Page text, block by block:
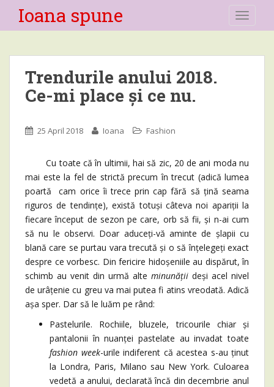
Ioana spune
Trendurile anului 2018.
Ce-mi place și ce nu.
25 April 2018 Ioana Fashion
Cu toate că în ultimii, hai să zic, 20 de ani moda nu
mai este la fel de strictă precum în trecut (adică lumea
poartă cam orice îi trece prin cap fără să țină seama
riguros de tendințe), există totuși câteva noi apariții la
fiecare început de sezon pe care, orb să fii, și n-ai cum
să nu le observi. Doar aduceți-vă aminte de șlapii cu
blană care se purtau vara trecută și o să înțelegeți exact
despre ce vorbesc. Din fericire hidoșeniile au dispărut, în
schimb au venit din urmă alte minunății deși acel nivel
de urâțenie cu greu va mai putea fi atins vreodată. Adică
așa sper. Dar să le luăm pe rând:
Pastelurile. Rochiile, bluzele, tricourile chiar și
pantalonii în nuanței pastelate au invadat toate
fashion week-urile indiferent că acestea s-au ținut
la Londra, Paris, Milano sau New York. Culoarea
vedetă a anului, declarată încă din decembrie anul